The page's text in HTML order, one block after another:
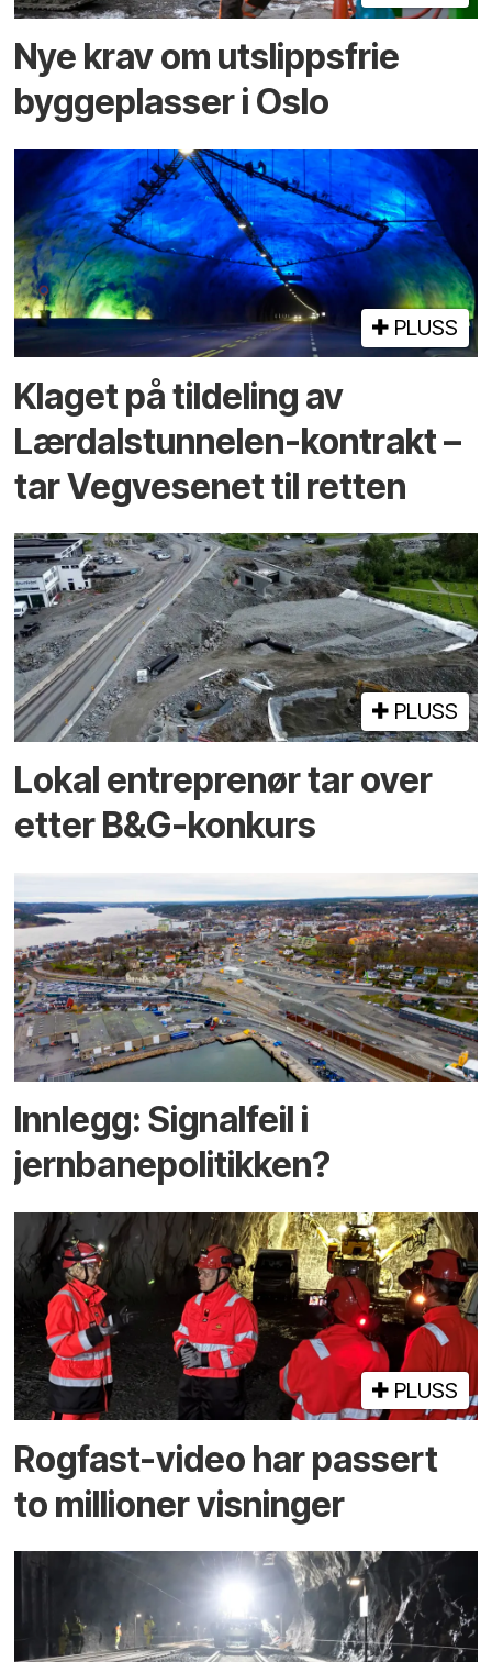
Nye krav om utslippsfrie
byggeplasser i Oslo
PLUSS
Klaget på tildeling av
Lærdalstunnelen-kontrakt –
tar Vegvesenet til retten
PLUSS
Lokal entreprenør tar over
etter B&G-konkurs
Innlegg: Signalfeil i
jernbanepolitikken?
PLUSS
Rogfast-video har passert
to millioner visninger